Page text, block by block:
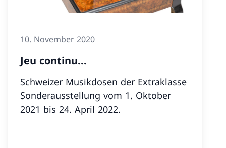
10. November 2020
Jeu continu...
Schweizer Musikdosen der Extraklasse
Sonderausstellung vom 1. Oktober
2021 bis 24. April 2022.